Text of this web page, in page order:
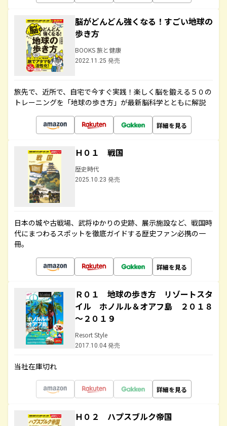
脳がどんどん強くなる！すごい地球の
歩き方
BOOKS 旅と健康
2022.11.25 発売
旅先で、近所で、自宅で今すぐ実践！楽しく脳を鍛える５０の
トレーニングを「地球の歩き方」が最新脳科学とともに解説
詳細を見る
Ｈ０１ 戦国
歴史時代
2025.10.23 発売
日本の城や古戦場、武将ゆかりの史跡、展示施設など、戦国時
代にまつわるスポットを徹底ガイドする歴史ファン必携の一
冊。
詳細を見る
Ｒ０１ 地球の歩き方 リゾートスタ
イル ホノルル＆オアフ島 ２０１８
～２０１９
Resort Style
2017.10.04 発売
当社在庫切れ
詳細を見る
Ｈ０２ ハプスブルク帝国